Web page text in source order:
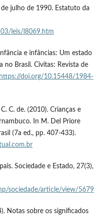
de julho de 1990. Estatuto da
leis/l8069.htm
e infâncias: Um estado
no Brasil. Civitas: Revista de
https://doi.org/10.15448/1984-
C. de. (2010). Crianças e
In M. Del Priore
(7a ed., pp. 407-433).
Sociedade e Estado, 27(3),
sociedade/article/view/5679
Notas sobre os significados